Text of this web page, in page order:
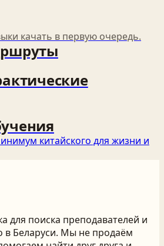
качать в первую очередь.
китайского для жизни и
для поиска преподавателей и
в Беларуси. Мы не продаём